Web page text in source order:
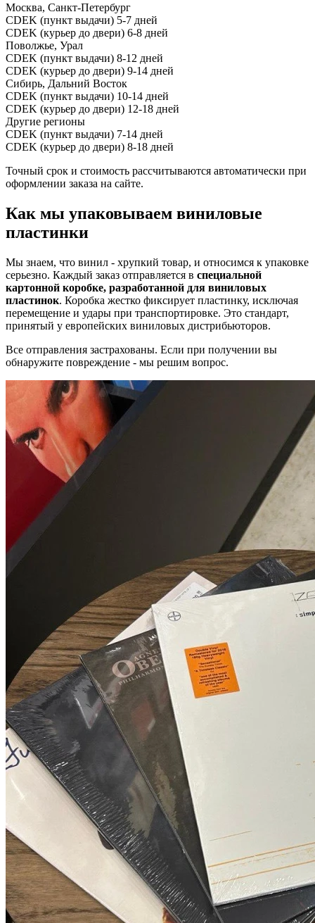
Москва, Санкт-Петербург
CDEK (пункт выдачи) 5-7 дней
CDEK (курьер до двери) 6-8 дней
Поволжье, Урал
CDEK (пункт выдачи) 8-12 дней
CDEK (курьер до двери) 9-14 дней
Сибирь, Дальний Восток
CDEK (пункт выдачи) 10-14 дней
CDEK (курьер до двери) 12-18 дней
Другие регионы
CDEK (пункт выдачи) 7-14 дней
CDEK (курьер до двери) 8-18 дней
Точный срок и стоимость рассчитываются автоматически при
оформлении заказа на сайте.
Как мы упаковываем виниловые
пластинки
Мы знаем, что винил - хрупкий товар, и относимся к упаковке
серьезно. Каждый заказ отправляется в специальной
картонной коробке, разработанной для виниловых
пластинок. Коробка жестко фиксирует пластинку, исключая
перемещение и удары при транспортировке. Это стандарт,
принятый у европейских виниловых дистрибьюторов.
Все отправления застрахованы. Если при получении вы
обнаружите повреждение - мы решим вопрос.